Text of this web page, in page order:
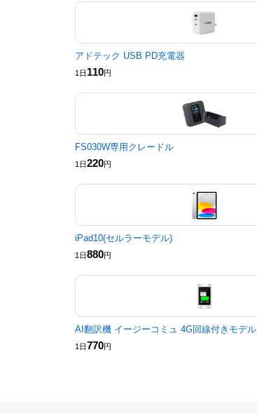
アドテック USB PD充電器
1日 110円
FS030W専用クレードル
1日220円
iPad10(セルラーモデル)
1日880円
AI翻訳機 イージーコミュ 4G回線付きモデル
1日770円